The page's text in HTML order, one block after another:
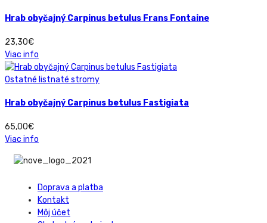
Hrab obyčajný Carpinus betulus Frans Fontaine
23,30€
Viac info
Ostatné listnaté stromy
Hrab obyčajný Carpinus betulus Fastigiata
65,00€
Viac info
Doprava a platba
Kontakt
Môj účet